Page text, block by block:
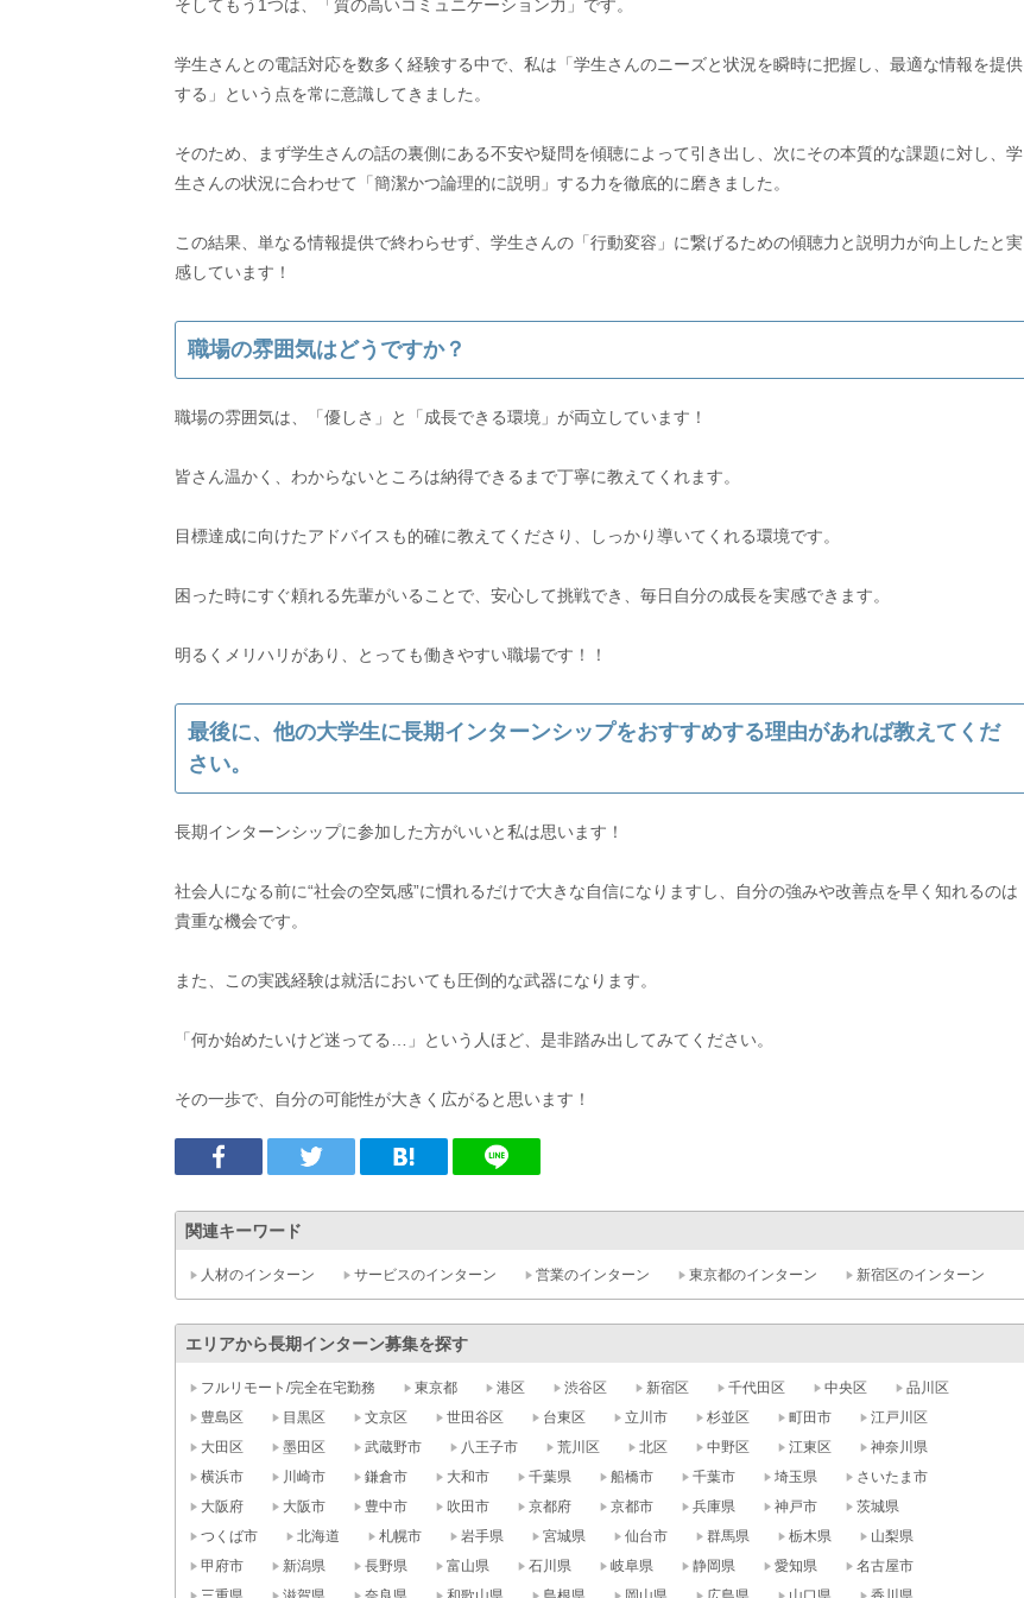
そしてもう1つは、「質の高いコミュニケーション力」です。
学生さんとの電話対応を数多く経験する中で、私は「学生さんのニーズと状況を瞬時に把握し、最適な情報を提供
する」という点を常に意識してきました。
そのため、まず学生さんの話の裏側にある不安や疑問を傾聴によって引き出し、次にその本質的な課題に対し、学
生さんの状況に合わせて「簡潔かつ論理的に説明」する力を徹底的に磨きました。
この結果、単なる情報提供で終わらせず、学生さんの「行動変容」に繋げるための傾聴力と説明力が向上したと実
感しています！
職場の雰囲気はどうですか？
職場の雰囲気は、「優しさ」と「成長できる環境」が両立しています！
皆さん温かく、わからないところは納得できるまで丁寧に教えてくれます。
目標達成に向けたアドバイスも的確に教えてくださり、しっかり導いてくれる環境です。
困った時にすぐ頼れる先輩がいることで、安心して挑戦でき、毎日自分の成長を実感できます。
最後に、他の大学生に長期インターンシップをおすすめする理由があれば教えてくだ
さい。
長期インターンシップに参加した方がいいと私は思います！
社会人になる前に“社会の空気感”に慣れるだけで大きな自信になりますし、自分の強みや改善点を早く知れるのは
貴重な機会です。
また、この実践経験は就活においても圧倒的な武器になります。
「何か始めたいけど迷ってる…」という人ほど、是非踏み出してみてください。
その一歩で、自分の可能性が大きく広がると思います！
関連キーワード
人材のインターン サービスのインターン 営業のインターン 東京都のインターン 新宿区のインターン
エリアから長期インターン募集を探す
フルリモート/完全在宅勤務 東京都 港区 渋谷区 新宿区 千代田区 中央区
品川区
豊島区
目黒区 文京区 世田谷区 台東区 立川市 杉並区 町田市
江戸川区
大田区
墨田区 武蔵野市 八王子市 荒川区 北区 中野区 江東区
神奈川県
横浜市
川崎市 鎌倉市 大和市 千葉県 船橋市 千葉市 埼玉県
さいたま市
大阪府
大阪市 豊中市 吹田市 京都府 京都市 兵庫県 神戸市
茨城県
つくば市
北海道 札幌市 岩手県 宮城県 仙台市 群馬県 栃木県
山梨県
甲府市
新潟県 長野県 富山県 石川県 岐阜県 静岡県 愛知県
名古屋市